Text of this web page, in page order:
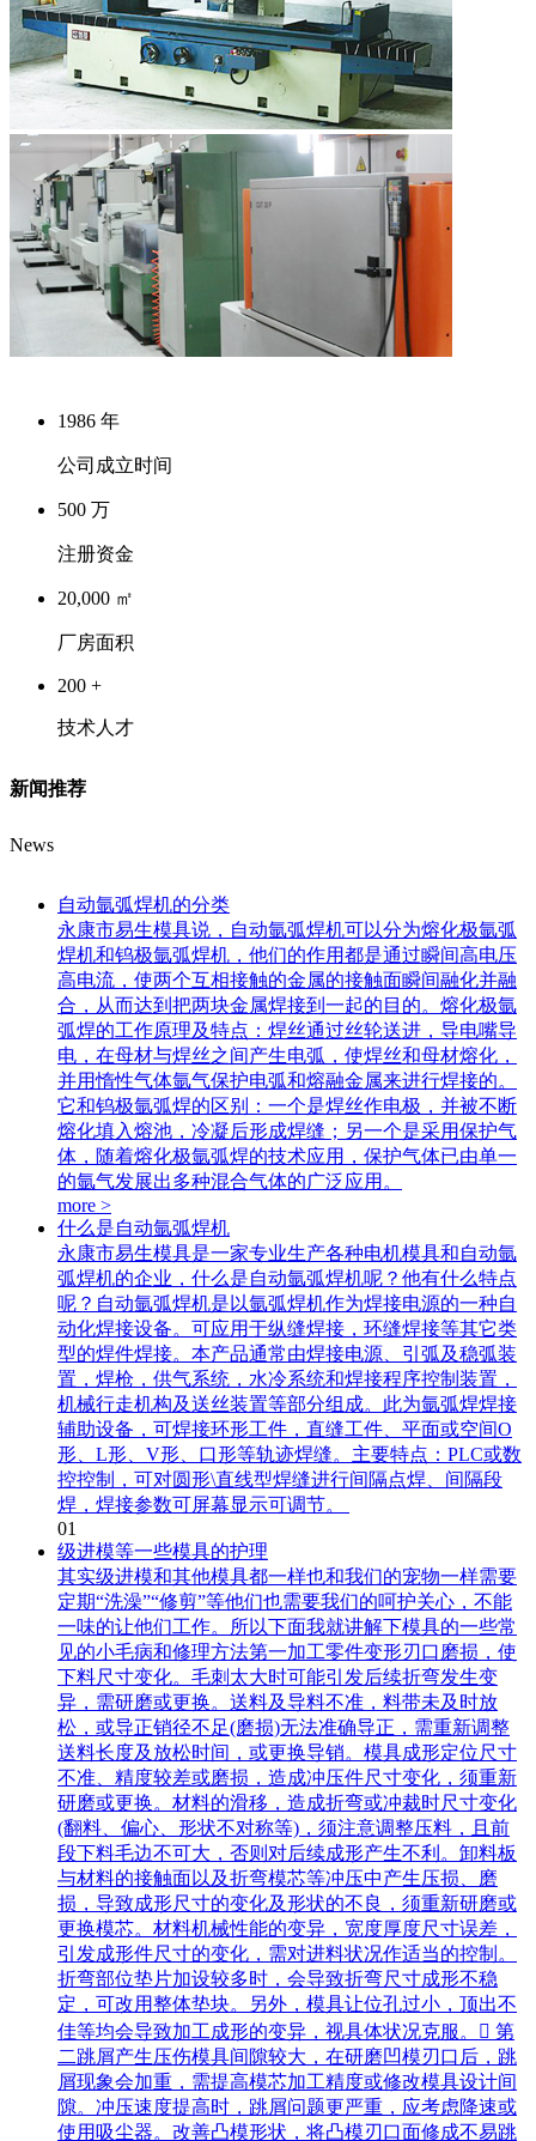
1986 年
公司成立时间
500 万
注册资金
20,000 ㎡
厂房面积
200 +
技术人才
新闻推荐
News
自动氩弧焊机的分类
永康市易生模具说，自动氩弧焊机可以分为熔化极氩弧
焊机和钨极氩弧焊机，他们的作用都是通过瞬间高电压
高电流，使两个互相接触的金属的接触面瞬间融化并融
合，从而达到把两块金属焊接到一起的目的。熔化极氩
弧焊的工作原理及特点：焊丝通过丝轮送进，导电嘴导
电，在母材与焊丝之间产生电弧，使焊丝和母材熔化，
并用惰性气体氩气保护电弧和熔融金属来进行焊接的。
它和钨极氩弧焊的区别：一个是焊丝作电极，并被不断
熔化填入熔池，冷凝后形成焊缝；另一个是采用保护气
体，随着熔化极氩弧焊的技术应用，保护气体已由单一
的氩气发展出多种混合气体的广泛应用。
more >
什么是自动氩弧焊机
永康市易生模具是一家专业生产各种电机模具和自动氩
弧焊机的企业，什么是自动氩弧焊机呢？他有什么特点
呢？自动氩弧焊机是以氩弧焊机作为焊接电源的一种自
动化焊接设备。可应用于纵缝焊接，环缝焊接等其它类
型的焊件焊接。本产品通常由焊接电源、引弧及稳弧装
置，焊枪，供气系统，水冷系统和焊接程序控制装置，
机械行走机构及送丝装置等部分组成。此为氩弧焊焊接
辅助设备，可焊接环形工件，直缝工件、平面或空间O
形、L形、V形、口形等轨迹焊缝。主要特点：PLC或数
控控制，可对圆形\直线型焊缝进行间隔点焊、间隔段
焊，焊接参数可屏幕显示可调节。
01
级进模等一些模具的护理
其实级进模和其他模具都一样也和我们的宠物一样需要
定期“洗澡”“修剪”等他们也需要我们的呵护关心，不能
一味的让他们工作。所以下面我就讲解下模具的一些常
见的小毛病和修理方法第一加工零件变形刃口磨损，使
下料尺寸变化。毛刺太大时可能引发后续折弯发生变
异，需研磨或更换。送料及导料不准，料带未及时放
松，或导正销径不足(磨损)无法准确导正，需重新调整
送料长度及放松时间，或更换导销。模具成形定位尺寸
不准、精度较差或磨损，造成冲压件尺寸变化，须重新
研磨或更换。材料的滑移，造成折弯或冲裁时尺寸变化
(翻料、偏心、形状不对称等)，须注意调整压料，且前
段下料毛边不可大，否则对后续成形产生不利。卸料板
与材料的接触面以及折弯模芯等冲压中产生压损、磨
损，导致成形尺寸的变化及形状的不良，须重新研磨或
更换模芯。材料机械性能的变异，宽度厚度尺寸误差，
引发成形件尺寸的变化，需对进料状况作适当的控制。
折弯部位垫片加设较多时，会导致折弯尺寸成形不稳
定，可改用整体垫块。另外，模具让位孔过小，顶出不
佳等均会导致加工成形的变异，视具体状况克服。 第
二跳屑产生压伤模具间隙较大，在研磨凹模刃口后，跳
屑现象会加重，需提高模芯加工精度或修改模具设计间
隙。冲压速度提高时，跳屑问题更严重，应考虑降速或
使用吸尘器。改善凸模形状，将凸模刃口面修成不易跳